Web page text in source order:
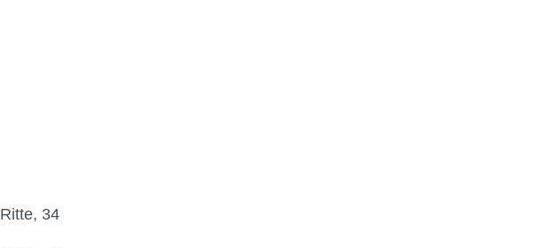
Ritte, 34